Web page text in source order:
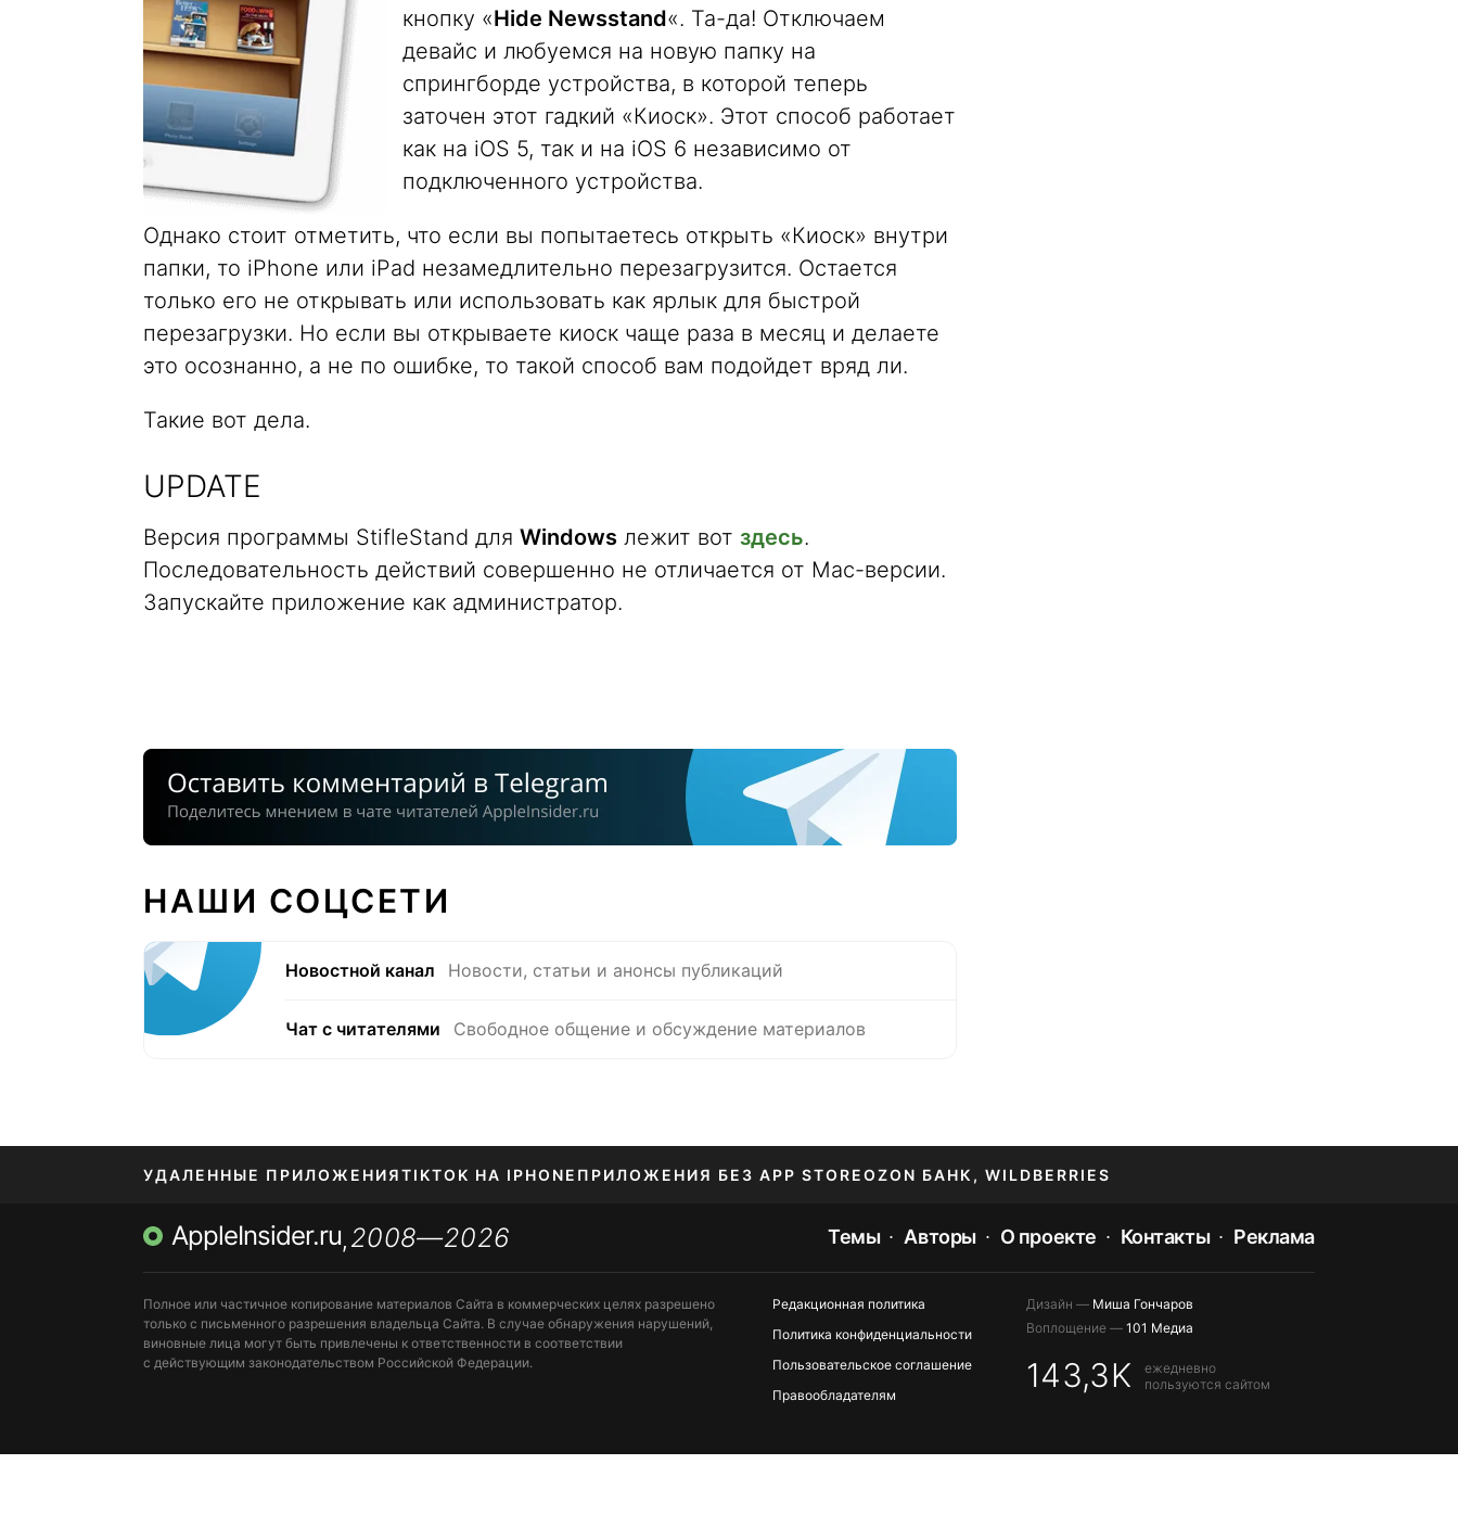
кнопку «Hide Newsstand«. Та-да! Отключаем
девайс и любуемся на новую папку на
спрингборде устройства, в которой теперь
заточен этот гадкий «Киоск». Этот способ работает
как на iOS 5, так и на iOS 6 независимо от
подключенного устройства.
Однако стоит отметить, что если вы попытаетесь открыть «Киоск» внутри
папки, то iPhone или iPad незамедлительно перезагрузится. Остается
только его не открывать или использовать как ярлык для быстрой
перезагрузки. Но если вы открываете киоск чаще раза в месяц и делаете
это осознанно, а не по ошибке, то такой способ вам подойдет вряд ли.
Такие вот дела.
UPDATE
Версия программы StifleStand для Windows лежит вот здесь.
Последовательность действий совершенно не отличается от Mac-версии.
Запускайте приложение как администратор.
НАШИ СОЦСЕТИ
Новостной канал Новости, статьи и анонсы публикаций
Чат с читателями Свободное общение и обсуждение материалов
УДАЛЕННЫЕ ПРИЛОЖЕНИЯTIKTOK НА IPHONE ПРИЛОЖЕНИЯ БЕЗ APP STOREOZON БАНК, WILDBERRIES
МЕССЕНДЖЕРЫ KAKAOTALK, B…ПОПОЛНЕНИЕ APPLE ID
AppleInsider.ru, 2008—2026 Темы Авторы О проекте Контакты Реклама
Полное или частичное копирование материалов Сайта в коммерческих целях разрешено
только с письменного разрешения владельца Сайта. В случае обнаружения нарушений,
виновные лица могут быть привлечены к ответственности в соответствии
с действующим законодательством Российской Федерации.
Редакционная политика
Политика конфиденциальности
Пользовательское соглашение
Правообладателям
Дизайн — Миша Гончаров
Воплощение — 101 Медиа
143,3K
ежедневно
пользуются сайтом